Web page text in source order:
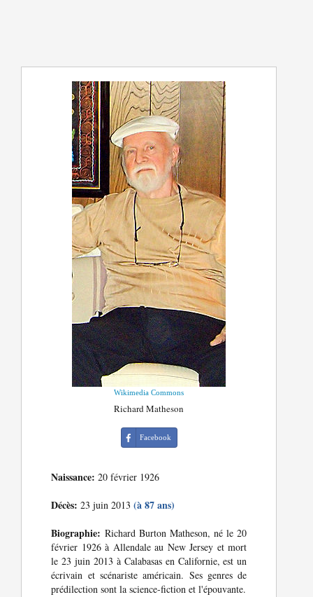
Wikimedia Commons
Richard Matheson
Facebook
Naissance: 20 février 1926
Décès: 23 juin 2013(à 87 ans)
Biographie: Richard Burton Matheson, né le 20
février 1926 à Allendale au New Jersey et mort
le 23 juin 2013 à Calabasas en Californie, est un
écrivain et scénariste américain. Ses genres de
prédilection sont la science-fiction et l'épouvante.